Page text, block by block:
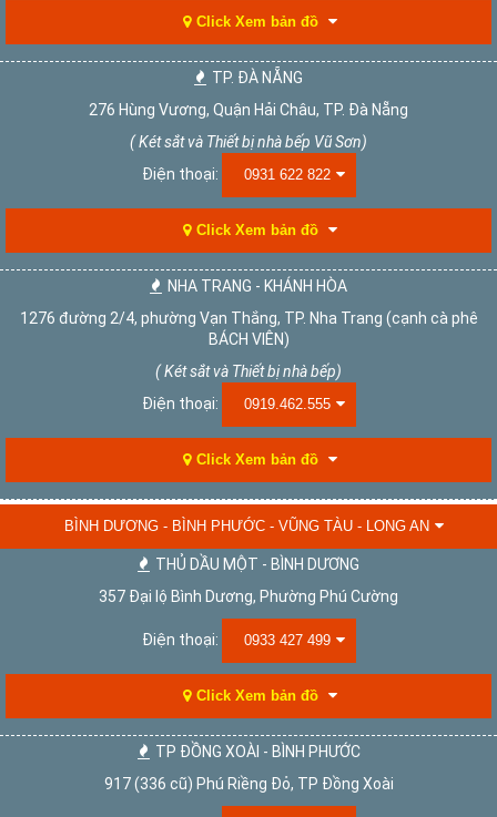
Click Xem bản đồ
TP. ĐÀ NẴNG
276 Hùng Vương, Quận Hải Châu, TP. Đà Nẵng
( Két sắt và Thiết bị nhà bếp Vũ Sơn)
Điện thoại:
0931 622 822
Click Xem bản đồ
NHA TRANG - KHÁNH HÒA
1276 đường 2/4, phường Vạn Thắng, TP. Nha Trang (cạnh cà phê
BÁCH VIÊN)
( Két sắt và Thiết bị nhà bếp)
Điện thoại:
0919.462.555
Click Xem bản đồ
BÌNH DƯƠNG - BÌNH PHƯỚC - VŨNG TÀU - LONG AN
THỦ DẦU MỘT - BÌNH DƯƠNG
357 Đại lộ Bình Dương, Phường Phú Cường
Điện thoại: 0933 427 499
Click Xem bản đồ
TP ĐỒNG XOÀI - BÌNH PHƯỚC
917 (336 cũ) Phú Riềng Đỏ, TP Đồng Xoài